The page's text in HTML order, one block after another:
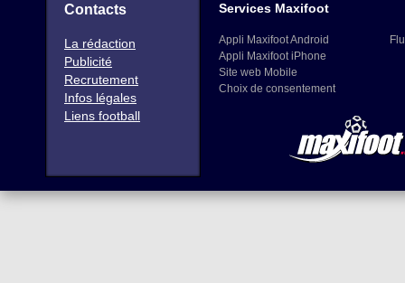
Contacts
La rédaction
Publicité
Recrutement
Infos légales
Liens football
Services Maxifoot
Appli Maxifoot Android
Appli Maxifoot iPhone
Site web Mobile
Choix de consentement